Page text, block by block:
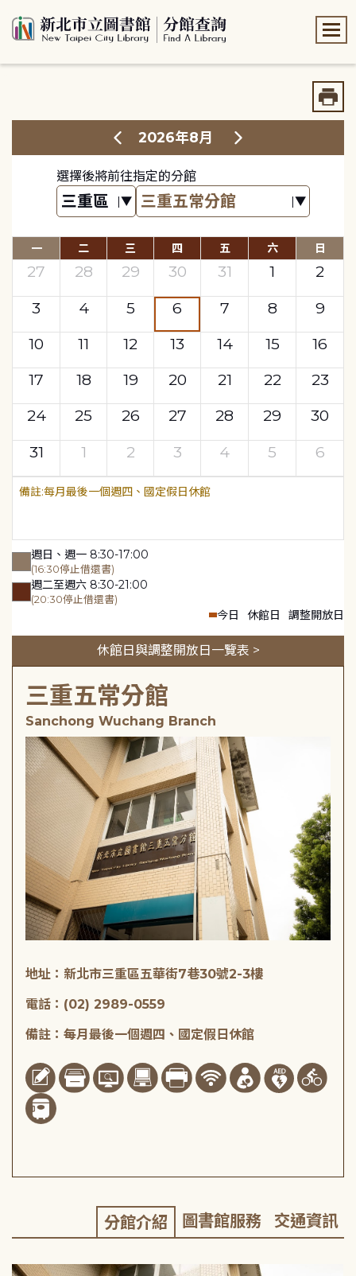
2026年8月
選擇後將前往指定的分館
一 二 三 四 五 六 日
27 28 29 30 31 1
2
3
4 5 6 7 8
9
10
11 12 13 14 15
16
17
18 19 20 21 22
23
24
25 26 27 28 29
30
31
1 2 3 4 5 6
每月最後一個週四、國定假日休館
週日、週一 8:30-17:00
(16:30停止借還書)
週二至週六 8:30-21:00
(20:30停止借還書)
今日 休館日 調整開放日
休館日與調整開放日一覽表 >
三重五常分館
Sanchong Wuchang Branch
地址：新北市三重區五華街7巷30號2-3樓
電話：(02) 2989-0559
備註：每月最後一個週四、國定假日休館
分館介紹 圖書館服務 交通資訊